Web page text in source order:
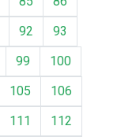
92
93
99
100
105
106
111
112